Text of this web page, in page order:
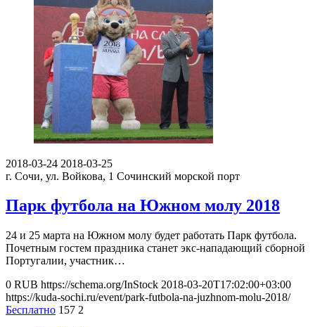
2018-03-24 2018-03-25
г. Сочи, ул. Войкова, 1 Сочинский морской порт
Парк футбола на Южном молу 2018
24 и 25 марта на Южном молу будет работать Парк футбола.
Почетным гостем праздника станет экс-нападающий сборной
Португалии, участник…
0 RUB https://schema.org/InStock 2018-03-20T17:02:00+03:00
https://kuda-sochi.ru/event/park-futbola-na-juzhnom-molu-2018/
Бесплатно 157 2